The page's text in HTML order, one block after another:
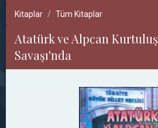
Kitaplar Tüm Kitaplar
Atatürk ve Alpcan Kurtuluş
Savaşı'nda